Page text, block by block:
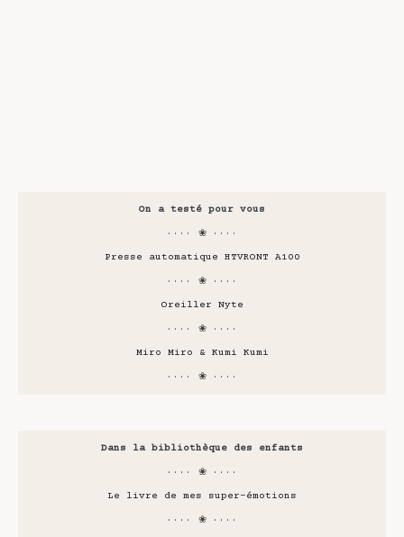
On a testé pour vous
···· ❀ ····
Presse automatique HTVRONT A100
···· ❀ ····
Oreiller Nyte
···· ❀ ····
Miro Miro & Kumi Kumi
···· ❀ ····
Dans la bibliothèque des enfants
···· ❀ ····
Le livre de mes super-émotions
···· ❀ ····